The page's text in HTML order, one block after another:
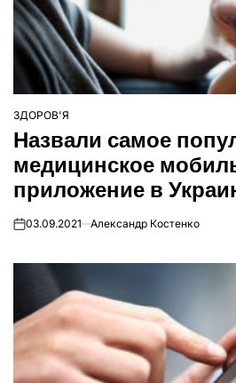
ОПУБЛІКУВАТИ
У
ЗДОРОВ'Я
Назвали самое
медицинское
приложение в
on03.09.2021 Александр Костенко